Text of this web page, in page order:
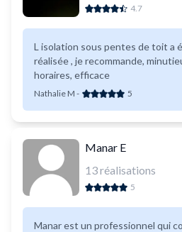
4.7
L isolation sous pentes de toit a
réalisée , je recommande,
horaires, efficace
Nathalie M - 5
Manar E
13réalisations
5
Manar est un professionnel qui